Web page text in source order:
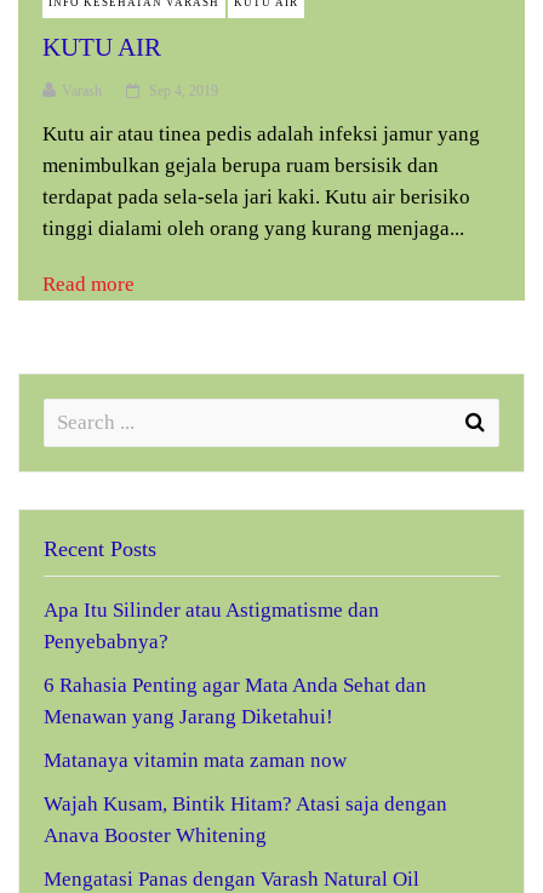
INFO KESEHATAN VARASH KUTU AIR
KUTU AIR
Varash Sep 4, 2019
Kutu air atau tinea pedis adalah infeksi jamur yang
menimbulkan gejala berupa ruam bersisik dan
terdapat pada sela-sela jari kaki. Kutu air berisiko
tinggi dialami oleh orang yang kurang menjaga...
Read more
Recent Posts
Apa Itu Silinder atau Astigmatisme dan
Penyebabnya?
6 Rahasia Penting agar Mata Anda Sehat dan
Menawan yang Jarang Diketahui!
Matanaya vitamin mata zaman now
Wajah Kusam, Bintik Hitam? Atasi saja dengan
Anava Booster Whitening
Mengatasi Panas dengan Varash Natural Oil